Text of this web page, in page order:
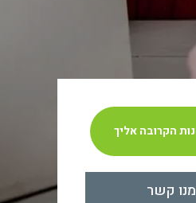
הקרובה אליך
קשר